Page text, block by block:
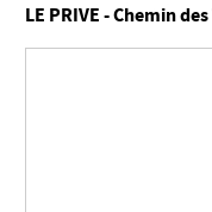
LE PRIVE - Chemin